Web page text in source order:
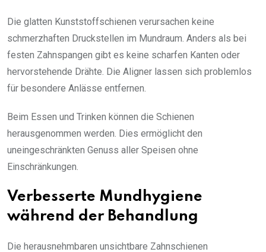
Die glatten Kunststoffschienen verursachen keine
schmerzhaften Druckstellen im Mundraum. Anders als bei
festen Zahnspangen gibt es keine scharfen Kanten oder
hervorstehende Drähte. Die Aligner lassen sich problemlos
für besondere Anlässe entfernen.
Beim Essen und Trinken können die Schienen
herausgenommen werden. Dies ermöglicht den
uneingeschränkten Genuss aller Speisen ohne
Einschränkungen.
Verbesserte Mundhygiene
während der Behandlung
Die herausnehmbaren unsichtbare Zahnschienen